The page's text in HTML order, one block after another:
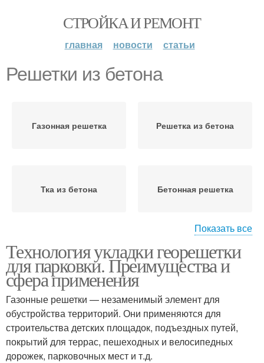
СТРОЙКА И РЕМОНТ
главная новости статьи
Решетки из бетона
Газонная решетка Решетка из бетона
Тка из бетона Бетонная решетка
Решетка для газона
Показать все
Технология укладки георешетки
для парковки. Преимущества и
сфера применения
Газонные решетки — незаменимый элемент для
обустройства территорий. Они применяются для
строительства детских площадок, подъездных путей,
покрытий для террас, пешеходных и велосипедных
дорожек, парковочных мест и т.д.